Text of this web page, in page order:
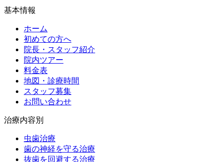
基本情報
ホーム
初めての方へ
院長・スタッフ紹介
院内ツアー
料金表
地図・診療時間
スタッフ募集
お問い合わせ
治療内容別
虫歯治療
歯の神経を守る治療
抜歯を回避する治療